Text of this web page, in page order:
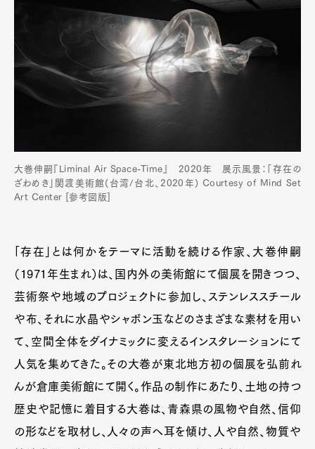
大巻伸嗣『Liminal Air Space-Time』 2020年 展示風景：「存在の
ざわめき」関渡美術館(台湾/台北、2020年) Courtesy of Mind Set
Art Center [参考図版]
「存在」とは何かをテーマに活動を続ける作家、大巻伸嗣
（1971年生まれ）は、国内外の美術館にて個展を開きつつ、
芸術祭や地域のプロジェクトに参加し、ステンレススチール
や布、それに水晶やシャボン玉などのさまざまな素材を用い
て、空間全体をダイナミックに変えるインスタレーションにて
人気を集めてきた。その大巻が東北地方初の個展を弘前れ
んが倉庫美術館にて開く。作品の制作にあたり、土地の持つ
歴史や記憶に着目する大巻は、青森県の風物や自然、信仰
の形などを取材し、人々の声へ耳を傾け、人や自然、物質や